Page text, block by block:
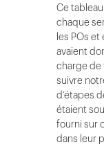
Ce
chaque
les POs et
avaient
charge de
suivre
d’étapes
étaient
fourni sur
dans leur